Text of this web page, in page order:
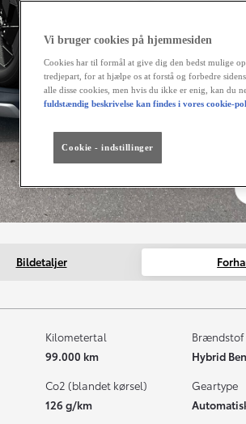
Bildetaljer
Kilometertal
99.000 km
Brændstof
Hybrid
Co2 (blandet kørsel)
126 g/km
Geartype
Vi bruger cookies på hjemmesiden
Cookies har til formål at give dig den bedst mulige
tredjepart, for at hjælpe os at forstå og forbedre
alle disse cookies, men hvis du ikke er enig, kan du
fuldstændig beskrivelse kan findes i vores cookie-
Cookie - indstillinger